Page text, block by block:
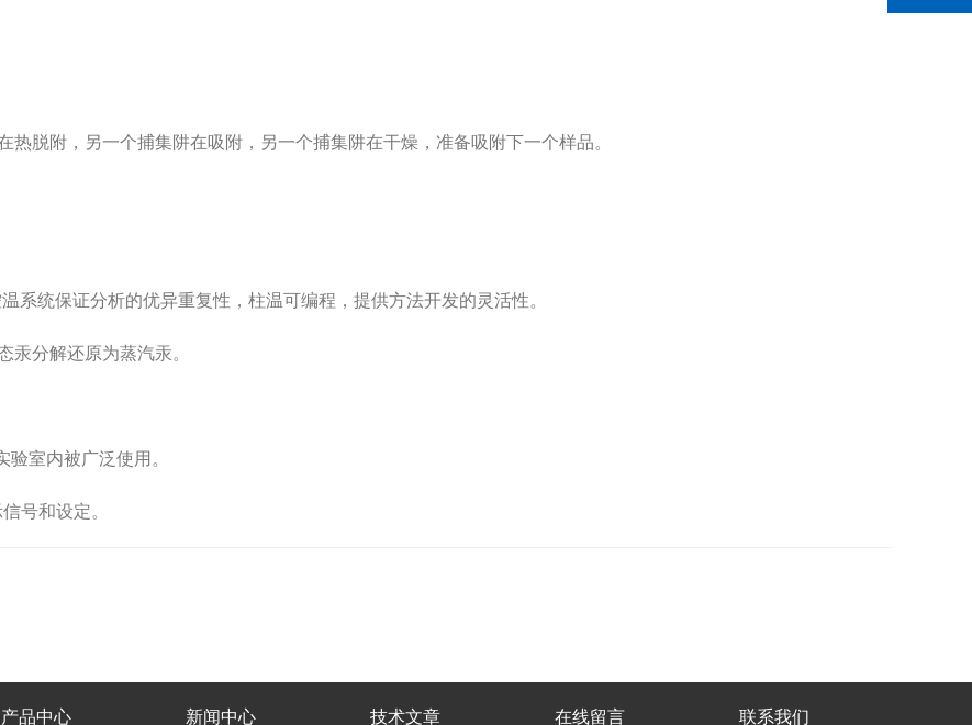
脱附，另一个捕集阱在吸附，另一个捕集阱在干燥，准备吸附下一个样品。
统保证分析的优异重复性，柱温可编程，提供方法开发的灵活性。
分解还原为蒸汽汞。
室内被广泛使用。
号和设定。
产品中心 新闻中心 技术文章 在线留言 联系我们